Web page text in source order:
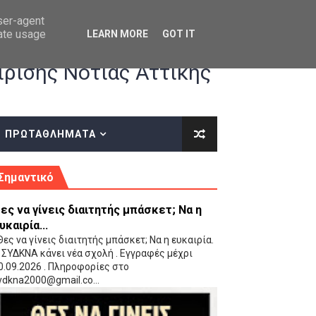
οδηγίες επί του ΚΑΝΟΝΙΣΜΟΥ ΕΓΓΡΑΦΩΝ-ΜΕΤΑΓΡΑΦΩΝ ΤΗΣ
(VIDEO)
Νότιας Αττικής
ΠΡΩΤΑΘΛΗΜΑΤΑ
να γίνεις διαιτητής μπάσκετ; Να η
να γίνεις διαιτητής μπάσκετ; Να η ευκαιρία.
κάνει νέα σχολή . Εγγραφές μέχρι
. Πληροφορίες στο
agent
usage
LEARN MORE GOT IT